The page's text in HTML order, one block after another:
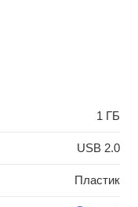
1 ГБ
USB 2.0
Пластик